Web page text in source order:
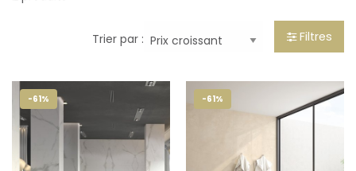
Trier par : Filtres
-61% -61%